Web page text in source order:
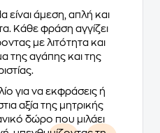
άμεση, απλή και
Κάθε φράση αγγίζει
με λιτότητα και
της αγάπης και της
για να εκφράσεις ή
αξία της μητρικής
δώρο που μιλάει